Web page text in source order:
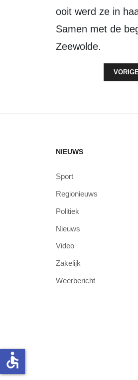
ooit werd ze in
Samen met de
Zeewolde.
VORIG
NIEUWS
Sport
Regionieuws
Politiek
Nieuws
Video
Zakelijk
Weerbericht
accessible